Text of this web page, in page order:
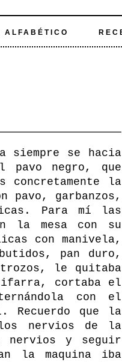
ALFABÉTICO
siempre se hacia
pavo negro, que
concretamente la
pavo, garbanzos,
Para mí las
la mesa con su
con manivela,
pan duro,
le quitaba
cortaba el
con el
que la
los nervios de la
nervios y seguir
la maquina iba